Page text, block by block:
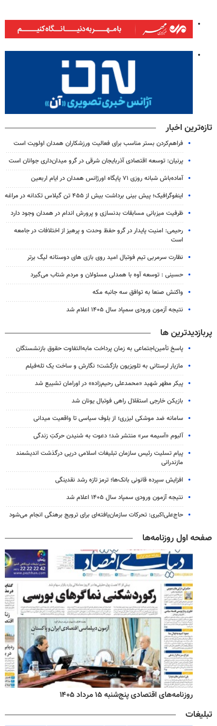
تازه‌ترین اخبار
فراهم‌کردن بستر مناسب برای فعالیت ورزشکاران همدان اولویت است
پرنیان: توسعه اقتصادی آذربایجان شرقی در گرو میدان‌داری جوانان است
آماده‌باش شبانه روزی ۷۱ پایگاه اورژانس همدان در ایام اربعین
اینفوگرافیک؛ پیش بینی برداشت بیش از ۴۵۵ تن گیلاس تکدانه در مراغه
ظرفیت میزبانی مسابقات بدنسازی و پرورش اندام در همدان وجود دارد
رحیمی: امنیت پایدار در گرو حفظ وحدت و پرهیز از اختلافات در جامعه
است
نظارت سرمربی تیم‌ فوتبال امید روی بازی های دوستانه لیگ برتر
حسینی : توسعه آوه با همدلی مسئولان و مردم شتاب می‌گیرد
واکنش صنعا به توافق سه جانبه مکه
نتیجه آزمون ورودی سمپاد سال ۱۴۰۵ اعلام شد
پربازدیدترین ها
پاسخ تأمین‌اجتماعی به زمان پرداخت مابه‌التفاوت حقوق بازنشستگان
مازیار لرستانی به تلویزیون بازگشت؛ نگارش و ساخت یک تله‌فیلم
پیکر مطهر شهید «محمدعلی رحیم‌زاده» در اورامان تشییع شد
بازیکن خارجی استقلال راهی فوتبال یونان شد
سامانه ضد موشکی لیزری؛ از بلوف سیاسی تا واقعیت میدانی
آلبوم «آسیمه سر» منتشر شد؛ دعوت به شنیدن حرکتِ زندگی
پیام تسلیت رئیس سازمان تبلیغات اسلامی درپی درگذشت اندیشمند
مازندرانی
افزایش سپرده قانونی بانک‌ها؛ ترمز تازه رشد نقدینگی
نتیجه آزمون ورودی سمپاد سال ۱۴۰۵ اعلام شد
حاج‌علی‌اکبری: تحرکات سازمان‌یافته‌ای برای ترویج برهنگی انجام می‌شود
صفحه اول روزنامه‌ها
روزنامه‌های اقتصادی پنج‌شنبه ۱۵ مرداد ۱۴۰۵
تبلیغات